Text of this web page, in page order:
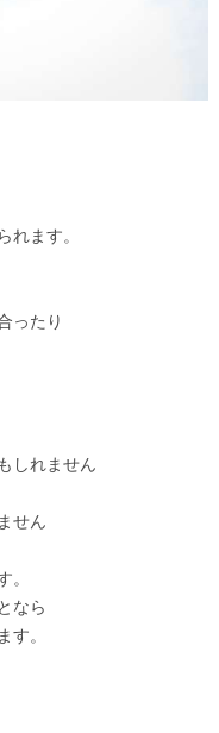
れます。
ったり
しれません
せん
。
なら
す。